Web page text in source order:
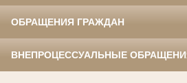
ОБРАЩЕНИЯ ГРАЖДАН
ВНЕПРОЦЕССУАЛЬНЫЕ